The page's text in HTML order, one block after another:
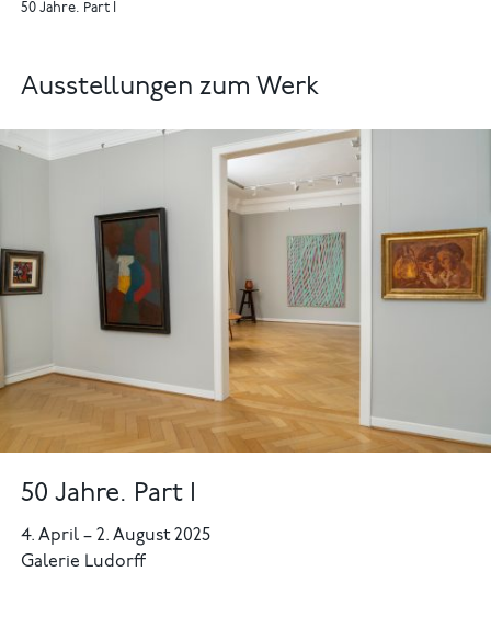
50 Jahre. Part I
Ausstellungen zum Werk
50 Jahre. Part I
4. April–2. August 2025
Galerie Ludorff